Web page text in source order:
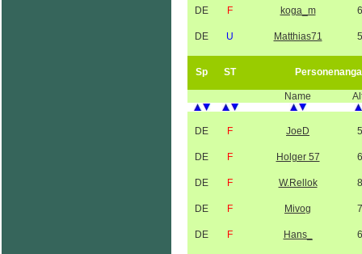
DE F koga_m
DE U Matthias71
Sp ST
Name
DE F JoeD
DE F Holger 57
DE F W.Rellok
DE F Mivog
DE F Hans_